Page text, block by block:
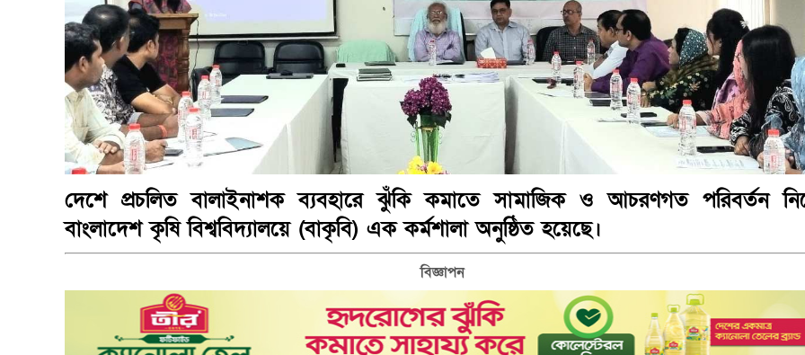
দেশে প্রচলিত বালাইনাশক ব্যবহারে ঝুঁকি কমাতে সামাজিক ও আচরণগত পরিবর্তন
বাংলাদেশ কৃষি বিশ্ববিদ্যালয়ে (বাকৃবি) এক কর্মশালা অনুষ্ঠিত হয়েছে।
বিজ্ঞাপন